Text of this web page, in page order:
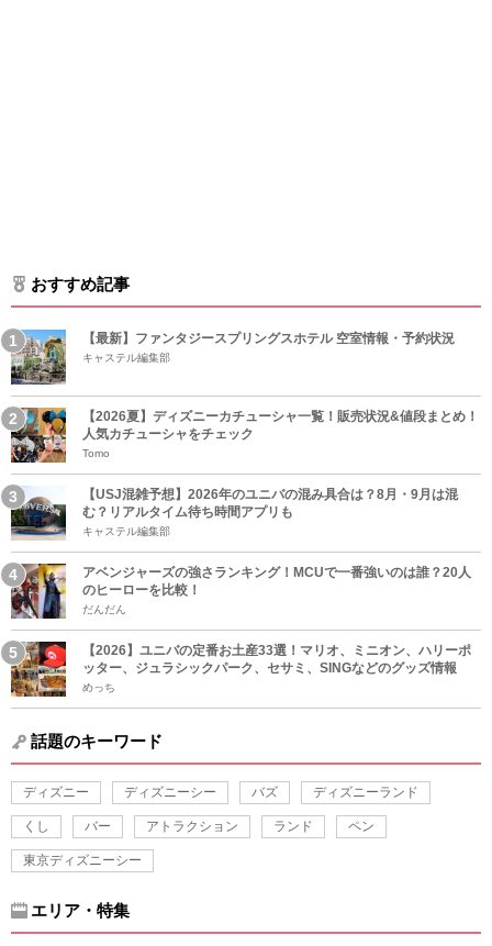
おすすめ記事
【最新】ファンタジースプリングスホテル 空室情報・予約状況
キャステル編集部
【2026夏】ディズニーカチューシャ一覧！販売状況&値段まとめ！
人気カチューシャをチェック
Tomo
【USJ混雑予想】2026年のユニバの混み具合は？8月・9月は混
む？リアルタイム待ち時間アプリも
キャステル編集部
アベンジャーズの強さランキング！MCUで一番強いのは誰？20人
のヒーローを比較！
だんだん
【2026】ユニバの定番お土産33選！マリオ、ミニオン、ハリーポ
ッター、ジュラシックパーク、セサミ、SINGなどのグッズ情報
めっち
話題のキーワード
ディズニー ディズニーシー バズ ディズニーランド
くし バー アトラクション ランド ペン
東京ディズニーシー
エリア・特集